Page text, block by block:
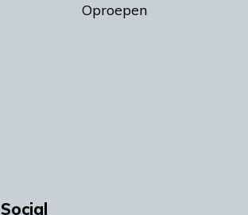
Oproepen